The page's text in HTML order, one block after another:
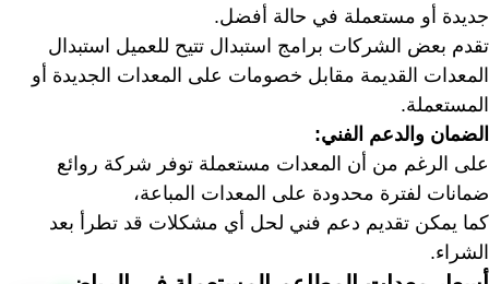
جديدة أو مستعملة في حالة أفضل.
تقدم بعض الشركات برامج استبدال تتيح للعميل استبدال
المعدات القديمة مقابل خصومات على المعدات الجديدة أو
المستعملة.
الضمان والدعم الفني:
على الرغم من أن المعدات مستعملة توفر شركة روائع
ضمانات لفترة محدودة على المعدات المباعة،
كما يمكن تقديم دعم فني لحل أي مشكلات قد تطرأ بعد
الشراء.